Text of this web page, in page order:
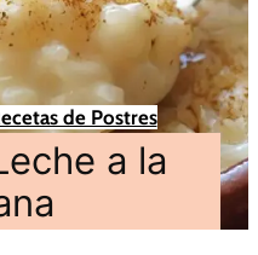
de Postres
a la